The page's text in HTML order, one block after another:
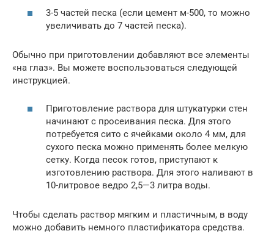
3-5 частей песка (если цемент м-500, то можно
увеличивать до 7 частей песка).
Обычно при приготовлении добавляют все элементы
«на глаз». Вы можете воспользоваться следующей
инструкцией.
Приготовление раствора для штукатурки стен
начинают с просеивания песка. Для этого
потребуется сито с ячейками около 4 мм, для
сухого песка можно применять более мелкую
сетку. Когда песок готов, приступают к
изготовлению раствора. Для этого наливают в
10-литровое ведро 2,5—3 литра воды.
Чтобы сделать раствор мягким и пластичным, в воду
можно добавить немного пластификатора средства.